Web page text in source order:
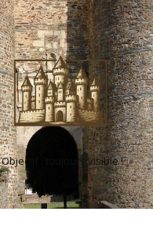
Objectif : toujours visible !